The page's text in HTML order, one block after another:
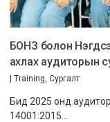
БОНЗ болон
ахлах аудиторын
| Training Сургалт
Бид 2025 онд
14001:2015…